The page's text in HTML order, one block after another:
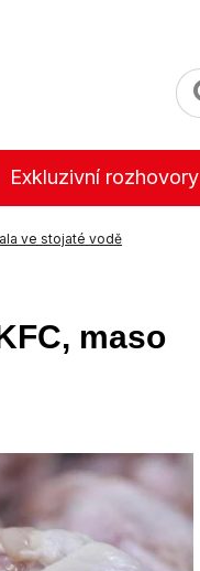
Exkluzivní rozhovory
ve stojaté vodě
maso